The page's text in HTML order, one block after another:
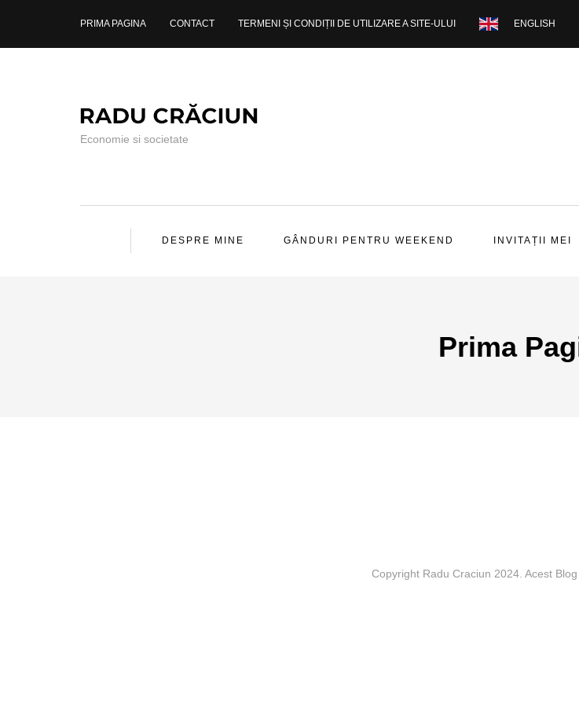
PRIMA PAGINA CONTACT TERMENI ȘI CONDIȚII DE UTILIZARE A SITE-ULUI ENGLISH
Economie si societate
DESPRE MINE GÂNDURI PENTRU WEEKEND INVITAȚII MEI
Prima
Copyright Radu Craciun 2024. Acest